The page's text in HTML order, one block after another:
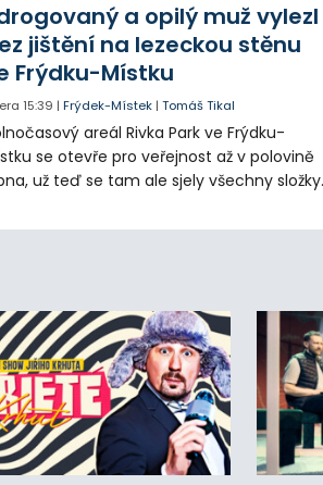
a opilý muž vylezl
jištění na lezeckou stěnu
Frýdku-Místku
15:39 |Frýdek-Místek |Tomáš Tikal
areál Rivka Park ve Frýdku-
se otevře pro veřejnost až v polovině
už teď se tam ale sjely všechny složky
opilého muže pod vlivem drog do